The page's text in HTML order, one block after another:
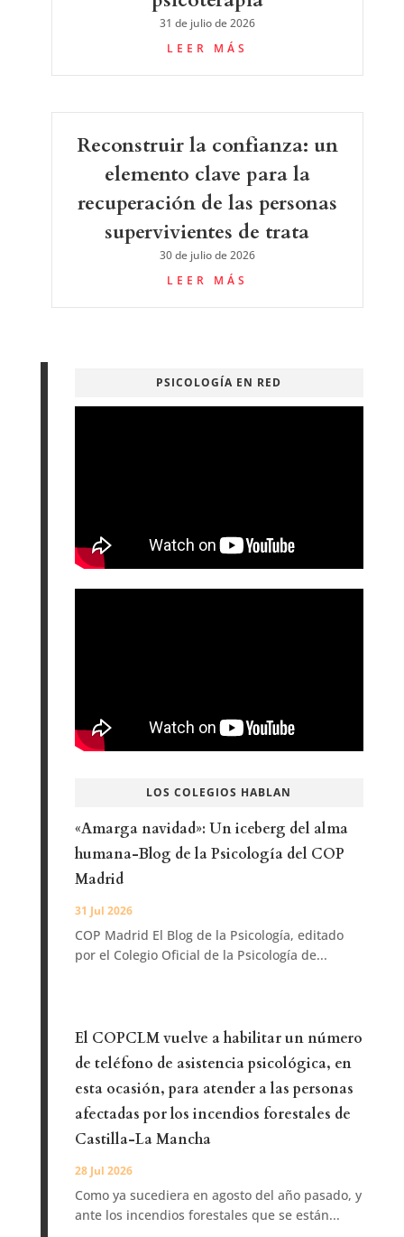
31 de julio de 2026
LEER MÁS
Reconstruir la confianza: un
elemento clave para la
recuperación de las personas
supervivientes de trata
30 de julio de 2026
LEER MÁS
PSICOLOGÍA EN RED
LOS COLEGIOS HABLAN
«Amarga navidad»: Un iceberg del alma
humana-Blog de la Psicología del COP
Madrid
31 Jul 2026
COP Madrid El Blog de la Psicología, editado
por el Colegio Oficial de la Psicología de...
El COPCLM vuelve a habilitar un número
de teléfono de asistencia psicológica, en
esta ocasión, para atender a las personas
afectadas por los incendios forestales de
Castilla-La Mancha
28 Jul 2026
Como ya sucediera en agosto del año pasado, y
ante los incendios forestales que se están...